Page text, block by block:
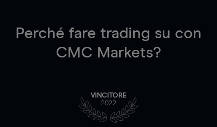
Perché fare trading su con
CMC Markets?
VINCITORE
2022